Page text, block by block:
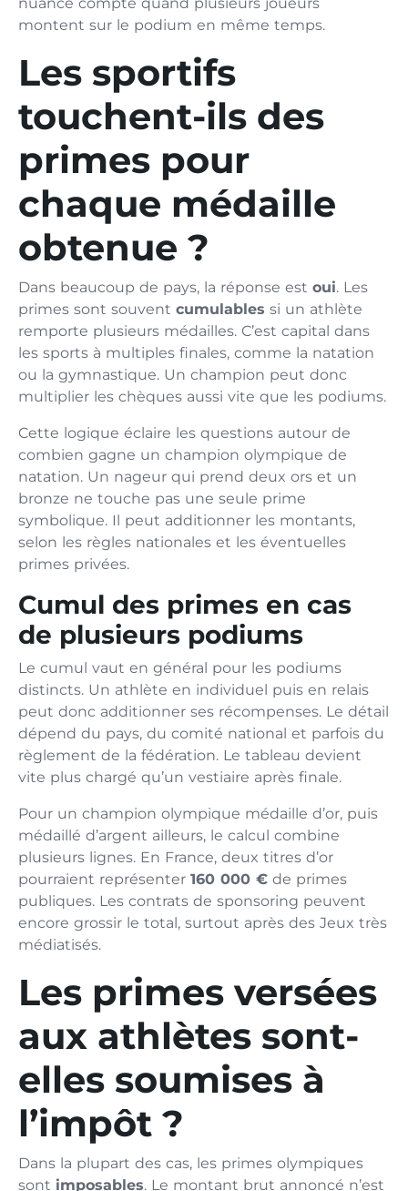
montent sur le podium en même temps.
Les sportifs
touchent-ils des
primes pour
chaque médaille
obtenue ?
Dans beaucoup de pays, la réponse est oui. Les
primes sont souvent cumulables si un athlète
remporte plusieurs médailles. C’est capital dans
les sports à multiples finales, comme la natation
ou la gymnastique. Un champion peut donc
multiplier les chèques aussi vite que les podiums.
Cette logique éclaire les questions autour de
combien gagne un champion olympique de
natation. Un nageur qui prend deux ors et un
bronze ne touche pas une seule prime
symbolique. Il peut additionner les montants,
selon les règles nationales et les éventuelles
primes privées.
Cumul des primes en cas
de plusieurs podiums
Le cumul vaut en général pour les podiums
distincts. Un athlète en individuel puis en relais
peut donc additionner ses récompenses. Le détail
dépend du pays, du comité national et parfois du
règlement de la fédération. Le tableau devient
vite plus chargé qu’un vestiaire après finale.
Pour un champion olympique médaille d’or, puis
médaillé d’argent ailleurs, le calcul combine
plusieurs lignes. En France, deux titres d’or
pourraient représenter 160 000 € de primes
publiques. Les contrats de sponsoring peuvent
encore grossir le total, surtout après des Jeux très
médiatisés.
Les primes versées
aux athlètes sont-
elles soumises à
l’impôt ?
Dans la plupart des cas, les primes olympiques
sont imposables. Le montant brut annoncé n’est